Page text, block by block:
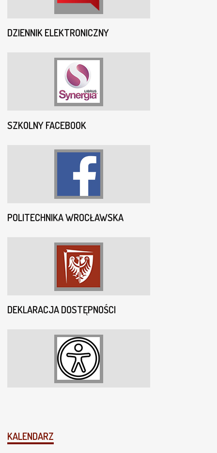
DZIENNIK ELEKTRONICZNY
SZKOLNY FACEBOOK
POLITECHNIKA WROCŁAWSKA
DEKLARACJA DOSTĘPNOŚCI
KALENDARZ